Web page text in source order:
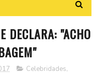
DECLARA: "ACHO
Celebridades,